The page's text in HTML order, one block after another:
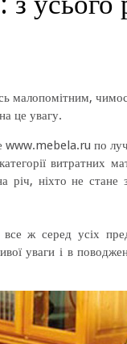
малопомітним,
це увагу.
www.mebela.ru по
витратних
річ, ніхто не
ж серед усіх
уваги і в